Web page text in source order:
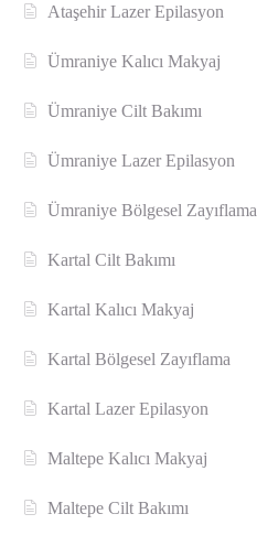
Ataşehir Lazer Epilasyon
Ümraniye Kalıcı Makyaj
Ümraniye Cilt Bakımı
Ümraniye Lazer Epilasyon
Ümraniye Bölgesel Zayıflama
Kartal Cilt Bakımı
Kartal Kalıcı Makyaj
Kartal Bölgesel Zayıflama
Kartal Lazer Epilasyon
Maltepe Kalıcı Makyaj
Maltepe Cilt Bakımı